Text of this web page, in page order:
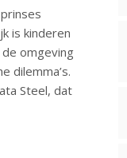
is kinderen
omgeving
dilemma’s.
Steel, dat